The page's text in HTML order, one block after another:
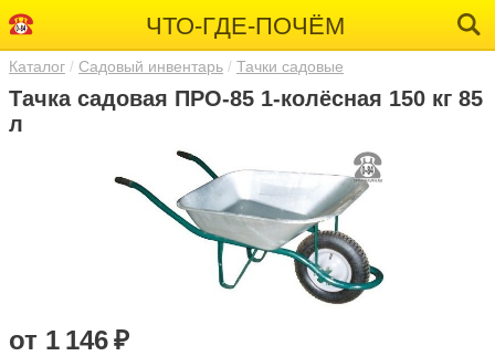
ЧТО-ГДЕ-ПОЧЁМ
Каталог Садовый инвентарь Тачки садовые
Тачка садовая ПРО-85 1-колёсная 150 кг 85
л
от 1 146 ₽